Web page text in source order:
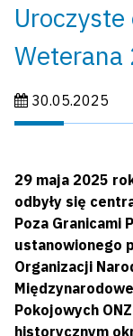
Weterana
Data publikacji:
30.05.2025
29 maja 2025
odbyły się
Poza Granicami
ustanowionego
Organizacji
Pokojowych
historycznym